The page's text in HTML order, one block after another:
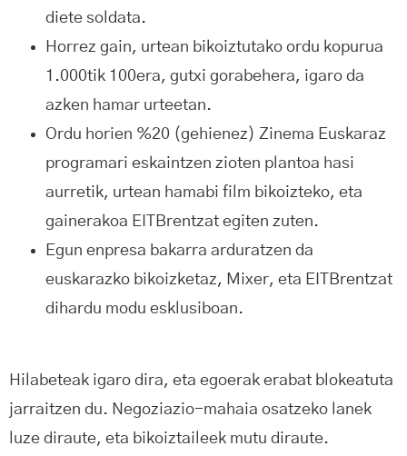
diete soldata.
Horrez gain, urtean bikoiztutako ordu kopurua
1.000tik 100era, gutxi gorabehera, igaro da
azken hamar urteetan.
Ordu horien %20 (gehienez) Zinema Euskaraz
programari eskaintzen zioten plantoa hasi
aurretik, urtean hamabi film bikoizteko, eta
gainerakoa EITBrentzat egiten zuten.
Egun enpresa bakarra arduratzen da
euskarazko bikoizketaz, Mixer, eta EITBrentzat
dihardu modu esklusiboan.
Hilabeteak igaro dira, eta egoerak erabat blokeatuta
jarraitzen du. Negoziazio-mahaia osatzeko lanek
luze diraute, eta bikoiztaileek mutu diraute.